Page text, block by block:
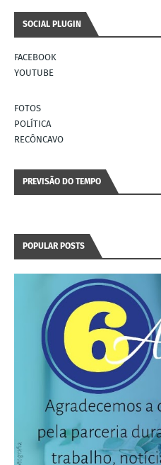
SOCIAL PLUGIN
FACEBOOK
YOUTUBE
FOTOS
POLÍTICA
RECÔNCAVO
PREVISÃO DO TEMPO
POPULAR POSTS